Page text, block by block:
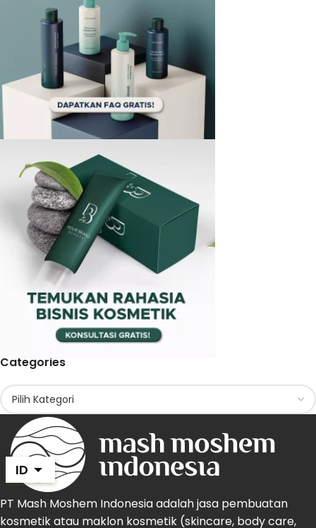
Categories
PT Mash Moshem Indonesia adalah jasa pembuatan
kosmetik atau maklon kosmetik (skincare, body care,
ID